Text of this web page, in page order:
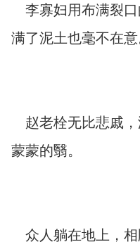
李寡妇用布满裂口
满了泥土也毫不在意
赵老栓无比悲戚，
蒙蒙的翳。
众人躺在地上，相